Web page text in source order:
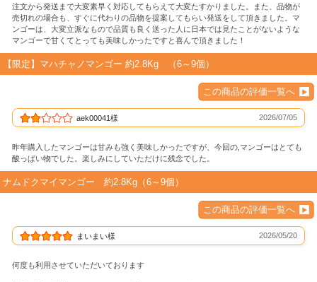
注文から発送まで大変素早く対応してもらえて大変たすかりました。また、品物が
売切れの場合も、すぐに代わりの品物を提案してもらい発送をして頂きました。マ
ンゴーは、大変立派なもので品質も良く送った人に日本では見たことがないような
マンゴーで甘くてとっても美味しかったですと喜んで頂きました！
【限定】マハチャノマンゴー 約2.8Kg （6～9個）
この商品の評価一覧へ
aek00041様 2026/07/05
昨年購入したマンゴーは甘みも強く美味しかったですが、今回の,マンゴーはとても
酸っぱい物でした。楽しみにしていただけに残念でした。
ナムドクマイマンゴー 約2.8Kg（6～9個）
この商品の評価一覧へ
まいまい様 2026/05/20
何度も利用させていただいております